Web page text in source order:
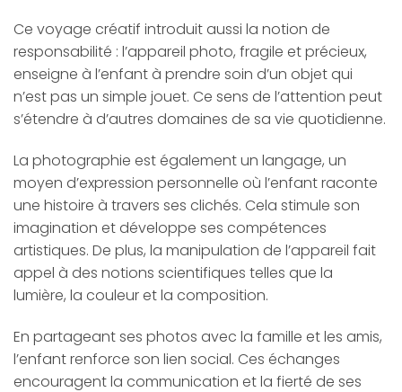
Ce voyage créatif introduit aussi la notion de
responsabilité : l’appareil photo, fragile et précieux,
enseigne à l’enfant à prendre soin d’un objet qui
n’est pas un simple jouet. Ce sens de l’attention peut
s’étendre à d’autres domaines de sa vie quotidienne.
La photographie est également un langage, un
moyen d’expression personnelle où l’enfant raconte
une histoire à travers ses clichés. Cela stimule son
imagination et développe ses compétences
artistiques. De plus, la manipulation de l’appareil fait
appel à des notions scientifiques telles que la
lumière, la couleur et la composition.
En partageant ses photos avec la famille et les amis,
l’enfant renforce son lien social. Ces échanges
encouragent la communication et la fierté de ses